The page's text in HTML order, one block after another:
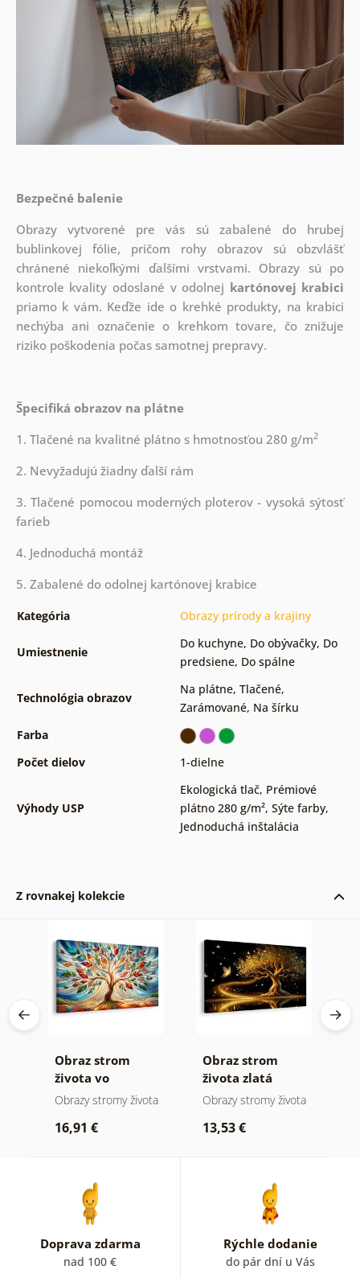
Bezpečné balenie
Obrazy vytvorené pre vás sú zabalené do hrubej
bublinkovej fólie, pričom rohy obrazov sú obzvlášť
chránené niekoľkými ďalšími vrstvami. Obrazy sú po
kontrole kvality odoslané v odolnej kartónovej krabici
priamo k vám. Keďže ide o krehké produkty, na krabici
nechýba ani označenie o krehkom tovare, čo znižuje
riziko poškodenia počas samotnej prepravy.
Špecifiká obrazov na plátne
1. Tlačené na kvalitné plátno s hmotnosťou 280 g/m2
2. Nevyžadujú žiadny ďalší rám
3. Tlačené pomocou moderných ploterov - vysoká sýtosť
farieb
4. Jednoduchá montáž
5. Zabalené do odolnej kartónovej krabice
Kategória Obrazy prírody a krajiny
Umiestnenie
Do kuchyne, Do obývačky, Do
predsiene, Do spálne
Technológia obrazov
Na plátne, Tlačené,
Zarámované, Na šírku
Farba
Počet dielov
1-dielne
Výhody USP
Ekologická tlač, Prémiové
plátno 280 g/m², Sýte farby,
Jednoduchá inštalácia
Z rovnakej kolekcie
Obraz strom
života vo
farebnej vitráži
Obrazy stromy života
16,91 €
Obraz strom
života zlatá
mágia
Obrazy stromy života
13,53 €
Doprava zdarma
nad 100 €
Rýchle dodanie
do pár dní u Vás